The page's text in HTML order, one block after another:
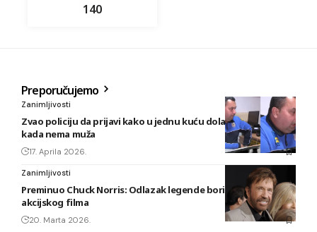
140
Preporučujemo
Zanimljivosti
Zvao policiju da prijavi kako u jednu kuću dolazi ljubavnik
kada nema muža
17. Aprila 2026.
Zanimljivosti
Preminuo Chuck Norris: Odlazak legende borilačkih vještina i
akcijskog filma
20. Marta 2026.